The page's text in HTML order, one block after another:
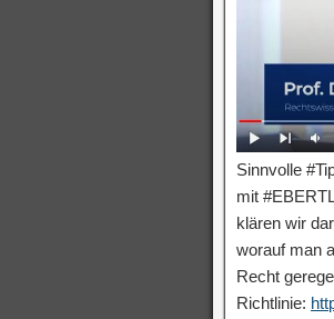
Sinnvolle
mit
klären wir
worauf man
Recht
Richtlinie: